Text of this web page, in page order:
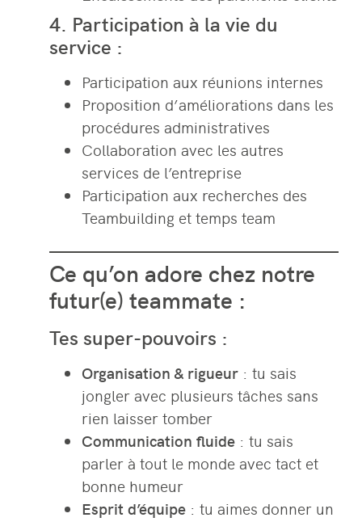
4. Participation à la vie du
service :
Participation aux réunions internes
Proposition d’améliorations dans les
procédures administratives
Collaboration avec les autres
services de l’entreprise
Participation aux recherches des
Teambuilding et temps team
Ce qu’on adore chez notre
futur(e) teammate :
Tes super-pouvoirs :
Organisation & rigueur: tu sais
jongler avec plusieurs tâches sans
rien laisser tomber
Communication fluide: tu sais
parler à tout le monde avec tact et
bonne humeur
Esprit d’équipe: tu aimes donner un